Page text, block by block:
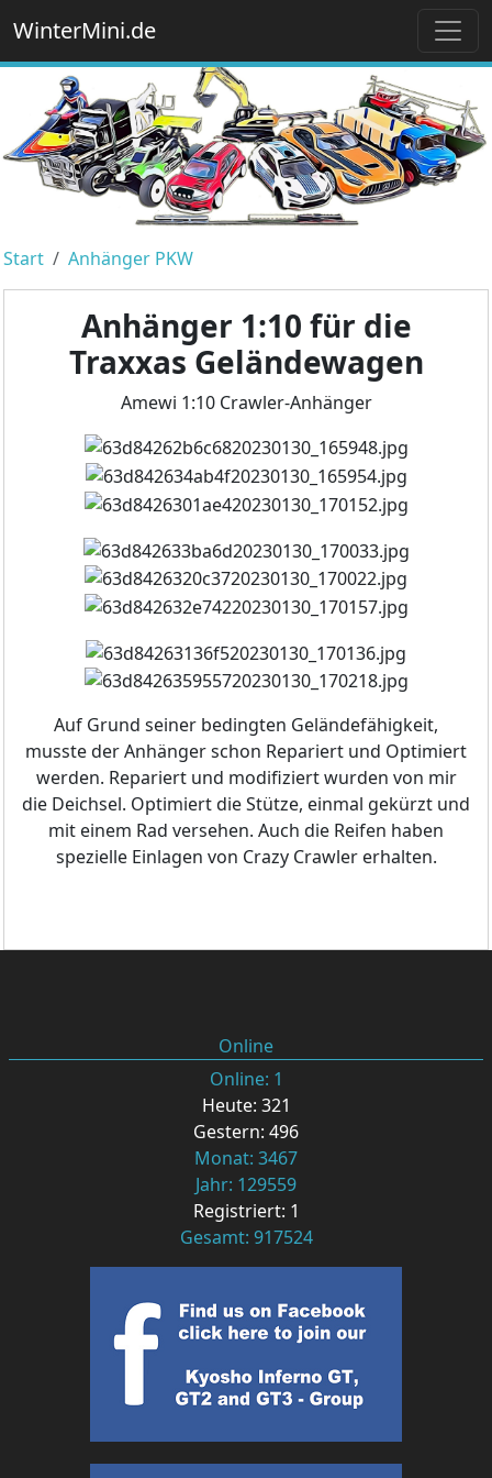
WinterMini.de
Start Anhänger PKW
Anhänger 1:10 für die
Traxxas Geländewagen
Amewi 1:10 Crawler-Anhänger
Auf Grund seiner bedingten Geländefähigkeit,
musste der Anhänger schon Repariert und Optimiert
werden. Repariert und modifiziert wurden von mir
die Deichsel. Optimiert die Stütze, einmal gekürzt und
mit einem Rad versehen. Auch die Reifen haben
spezielle Einlagen von Crazy Crawler erhalten.
Online
Online: 1
Heute: 321
Gestern: 496
Monat: 3467
Jahr: 129559
Registriert: 1
Gesamt: 917524